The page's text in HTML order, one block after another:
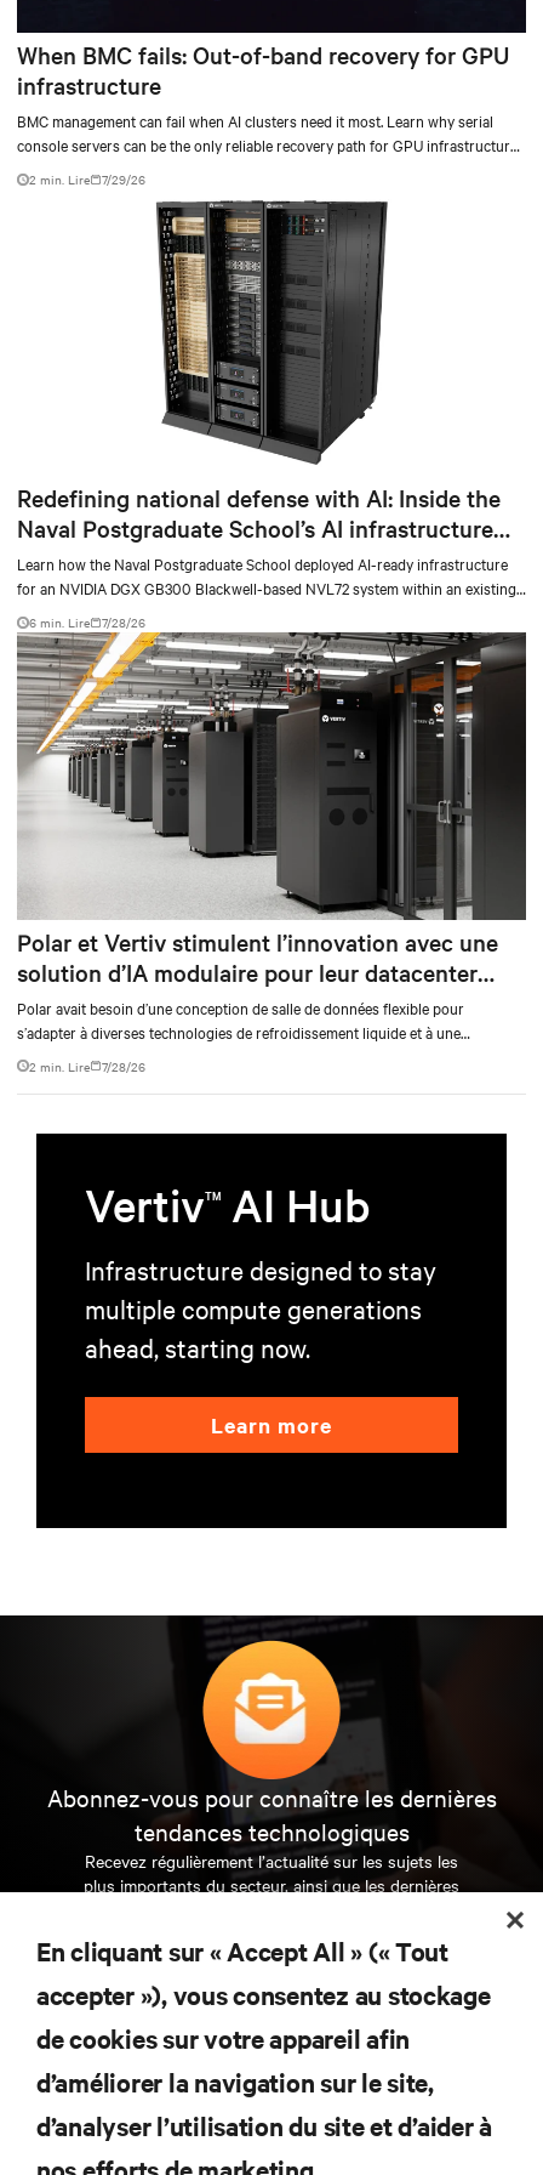
When BMC fails: Out-of-band recovery for GPU
infrastructure
BMC management can fail when AI clusters need it most. Learn why serial
console servers can be the only reliable recovery path for GPU infrastructure
at scale.
2 min. Lire 7/29/26
Redefining national defense with AI: Inside the
Naval Postgraduate School’s AI infrastructure
deployment
Learn how the Naval Postgraduate School deployed AI-ready infrastructure
for an NVIDIA DGX GB300 Blackwell-based NVL72 system within an existing
facility, creating a repeatable model for high-density, liquid-cooled AI
environments.
6 min. Lire 7/28/26
Polar et Vertiv stimulent l’innovation avec une
solution d’IA modulaire pour leur datacenter
DRA01 en Norvège
Polar avait besoin d’une conception de salle de données flexible pour
s’adapter à diverses technologies de refroidissement liquide et à une
expansion future, tout en permettant un fonctionnement continu. La solution
devait s’intégrer de manière transparente à leur infrastructure existante tout
2 min. Lire 7/28/26
VertivTM AI Hub
Infrastructure designed to stay
multiple compute generations
ahead, starting now.
Learn more
Abonnez-vous pour connaître les dernières
tendances technologiques
Recevez régulièrement l’actualité sur les sujets les
plus importants du secteur, ainsi que les dernières
et des infrastructures informatiques critiques.
S’INSCRIRE MAINTENANT
RESSOURCES
SUPPORT
En cliquant sur « Accept All » (« Tout
accepter »), vous consentez au stockage
de cookies sur votre appareil afin
d’améliorer la navigation sur le site,
d’analyser l’utilisation du site et d’aider à